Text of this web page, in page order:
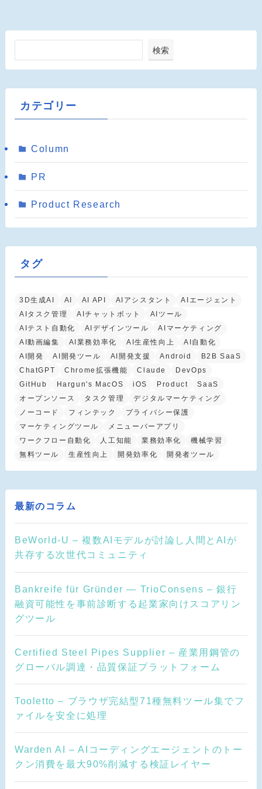
検索
カテゴリー
Column
PR
Product Research
タグ
3D生成AI AI AI API AIアシスタント
AIエージェント
AIタスク管理
AIチャットボット
AIツール
AIテスト自動化
AIデザインツール
AIマーケティング
AI動画編集
AI業務効率化 AI生産性向上
AI自動化
AI開発
AI開発ツール AI開発支援 Android
B2B SaaS
ChatGPT
Chrome拡張機能 Claude
DevOps
GitHub
Hargun's MacOS iOS Product
SaaS
オープンソース
タスク管理
デジタルマーケティング
ノーコード
フィンテック
プライバシー保護
マーケティングツール
メニューバーアプリ
ワークフロー自動化
人工知能 業務効率化
機械学習
無料ツール
生産性向上 開発効率化 開発者ツール
最新のコラム
BeWorld-U – 複数AIモデルが討論し人間とAIが
共存する次世代コミュニティ
Bankreife für Gründer — TrioConsens – 銀行
融資可能性を事前診断する起業家向けスコアリン
グツール
Certified Steel Pipes Supplier – 産業用鋼管の
グローバル調達・品質保証プラットフォーム
Tooletto – ブラウザ完結型71種無料ツール集でフ
ァイルを安全に処理
Warden AI – AIコーディングエージェントのトー
クン消費を最大90%削減する検証レイヤー